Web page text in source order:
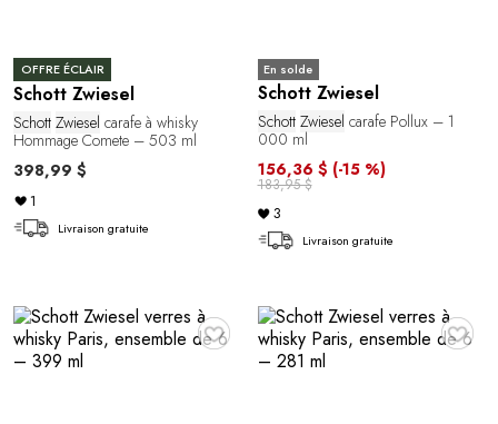
OFFRE ÉCLAIR
Schott Zwiesel
Schott Zwiesel carafe à whisky
Hommage Comete – 503 ml
398,99 $
1
Livraison gratuite
En solde
Schott Zwiesel
Schott Zwiesel carafe Pollux – 1
000 ml
156,36 $ (-15 %)
183,95 $
3
Livraison gratuite
♥ ♥